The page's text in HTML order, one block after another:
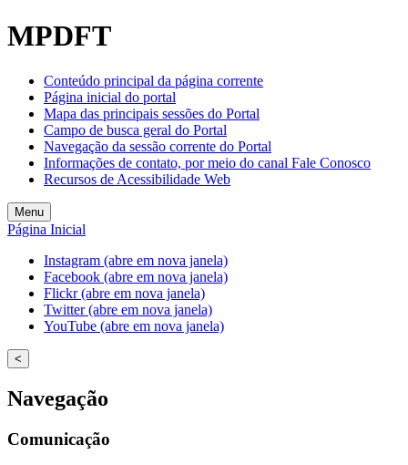
MPDFT
Conteúdo principal da página corrente
Página inicial do portal
Mapa das principais sessões do Portal
Campo de busca geral do Portal
Navegação da sessão corrente do Portal
Informações de contato, por meio do canal Fale Conosco
Recursos de Acessibilidade Web
Menu
Página Inicial
Instagram (abre em nova janela)
Facebook (abre em nova janela)
Flickr (abre em nova janela)
Twitter (abre em nova janela)
YouTube (abre em nova janela)
<
Navegação
Comunicação